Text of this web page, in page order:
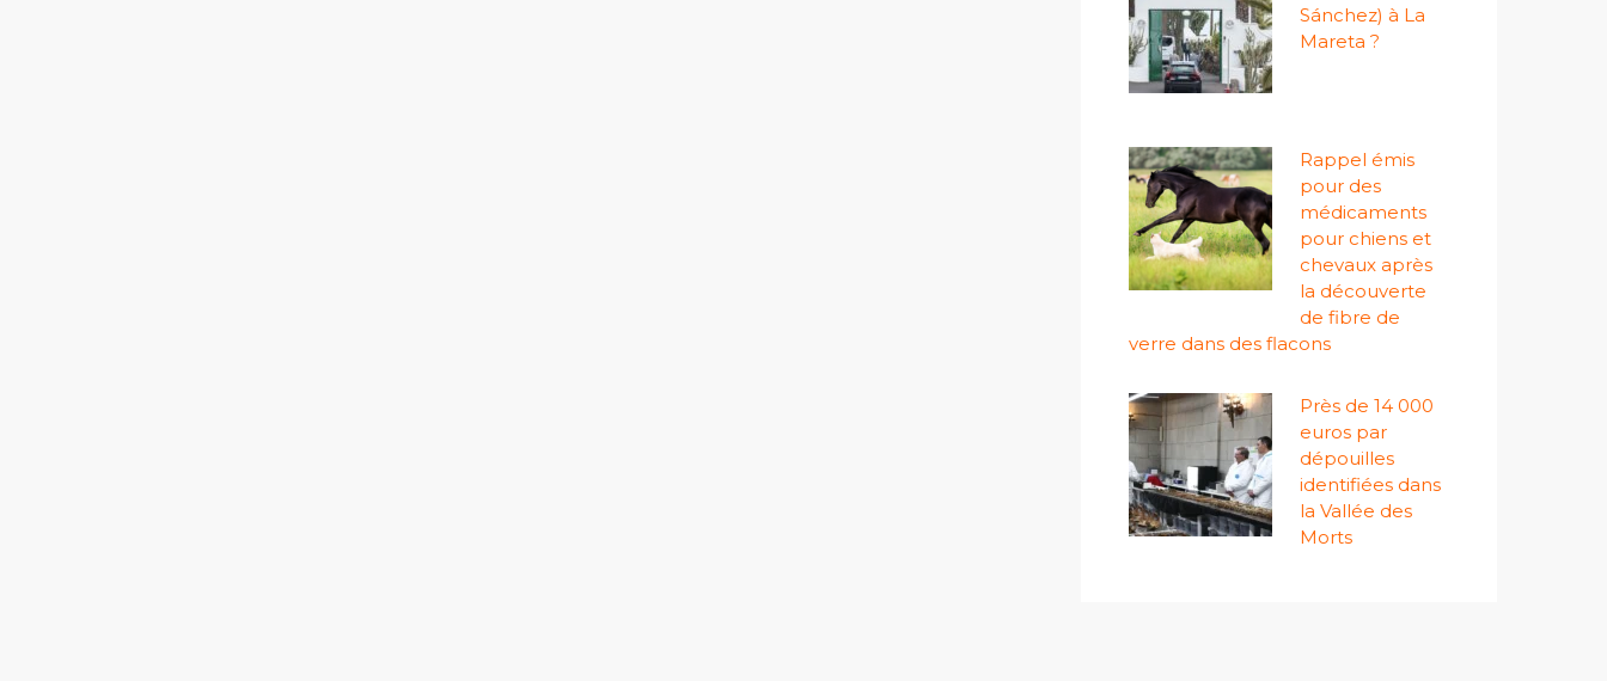
Sánchez) à La
Mareta ?
Rappel émis
pour des
médicaments
pour chiens et
chevaux après
la découverte
de fibre de
verre dans des flacons
Près de 14 000
euros par
dépouilles
identifiées dans
la Vallée des
Morts